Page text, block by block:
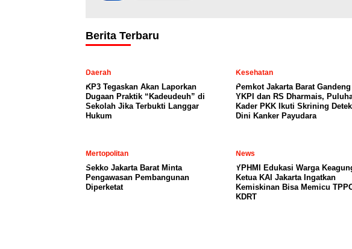
Berita Terbaru
Daerah
KP3 Tegaskan Akan Laporkan
Dugaan Praktik “Kadeudeuh” di
Sekolah Jika Terbukti Langgar
Hukum
Kesehatan
Pemkot Jakarta Barat Gandeng
YKPI dan RS Dharmais,
Kader PKK Ikuti Skrining
Dini Kanker Payudara
Mertopolitan
Sekko Jakarta Barat Minta
Pengawasan Pembangunan
Diperketat
News
YPHMI Edukasi Warga
Ketua KAI Jakarta Ingatkan
Kemiskinan Bisa Memicu
KDRT